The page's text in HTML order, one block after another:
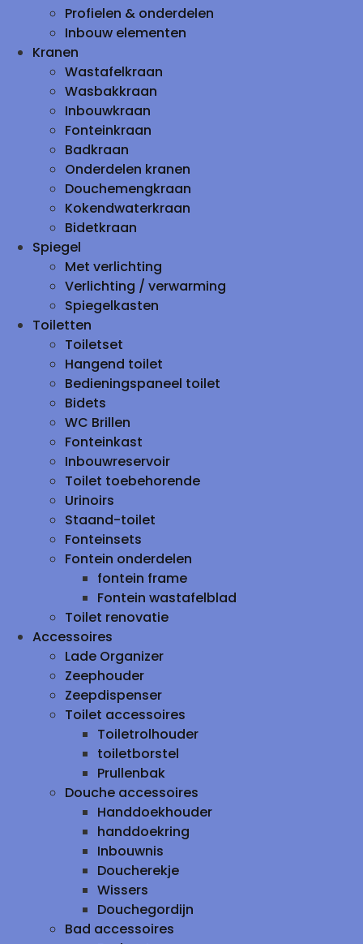
Profielen & onderdelen
Inbouw elementen
Kranen
Wastafelkraan
Wasbakkraan
Inbouwkraan
Fonteinkraan
Badkraan
Onderdelen kranen
Douchemengkraan
Kokendwaterkraan
Bidetkraan
Spiegel
Met verlichting
Verlichting / verwarming
Spiegelkasten
Toiletten
Toiletset
Hangend toilet
Bedieningspaneel toilet
Bidets
WC Brillen
Fonteinkast
Inbouwreservoir
Toilet toebehorende
Urinoirs
Staand-toilet
Fonteinsets
Fontein onderdelen
fontein frame
Fontein wastafelblad
Toilet renovatie
Accessoires
Lade Organizer
Zeephouder
Zeepdispenser
Toilet accessoires
Toiletrolhouder
toiletborstel
Prullenbak
Douche accessoires
Handdoekhouder
handdoekring
Inbouwnis
Doucherekje
Wissers
Douchegordijn
Bad accessoires